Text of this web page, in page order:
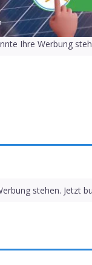
Ihre Werbung
stehen. Jetzt